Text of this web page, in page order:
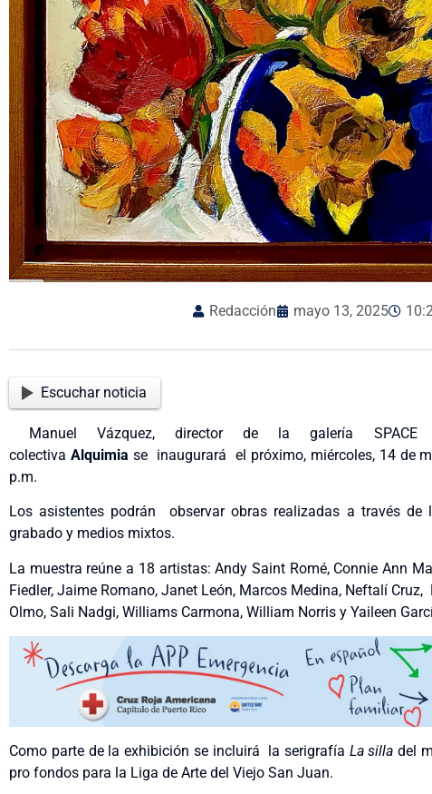
Redacción mayo 13, 2025
Escuchar noticia
Manuel Vázquez, director de la galería
colectiva Alquimia se inaugurará el próximo, miércoles, 14 de
p.m.
Los asistentes podrán observar obras realizadas a través de
grabado y medios mixtos.
La muestra reúne a 18 artistas: Andy Saint Romé, Connie Ann
Fiedler, Jaime Romano, Janet León, Marcos Medina, Neftalí
Olmo, Sali Nadgi, Williams Carmona, William Norris y Yaileen
Como parte de la exhibición se incluirá la serigrafía La silla del
pro fondos para la Liga de Arte del Viejo San Juan.